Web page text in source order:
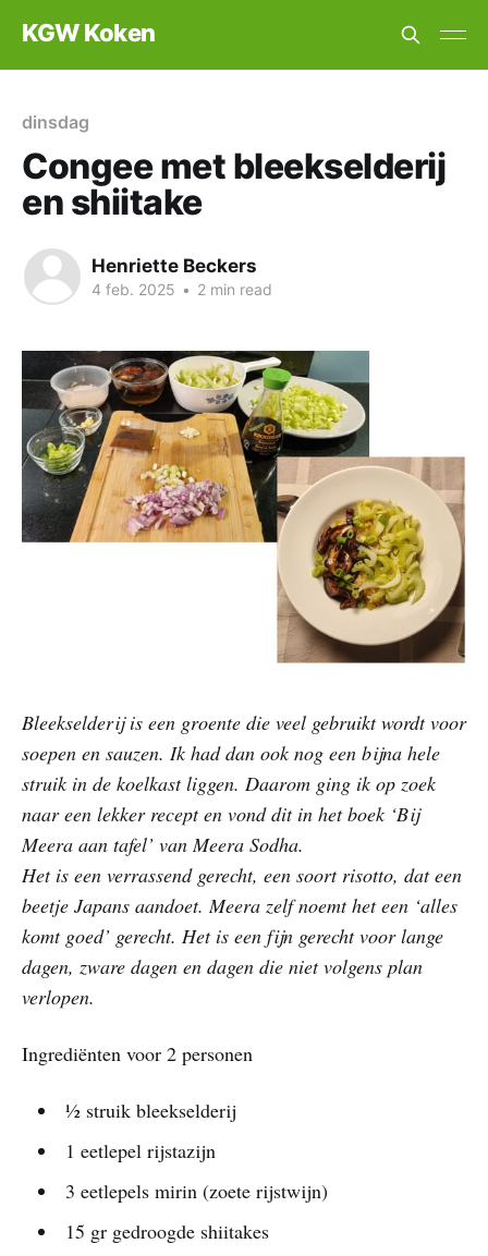
KGW Koken
dinsdag
Congee met bleekselderij
en shiitake
Henriette Beckers
4 feb. 2025 • 2 min read
Bleekselderij is een groente die veel gebruikt wordt voor
soepen en sauzen. Ik had dan ook nog een bijna hele
struik in de koelkast liggen. Daarom ging ik op zoek
naar een lekker recept en vond dit in het boek ‘Bij
Meera aan tafel’ van Meera Sodha.
Het is een verrassend gerecht, een soort risotto, dat een
beetje Japans aandoet. Meera zelf noemt het een ‘alles
komt goed’ gerecht. Het is een fijn gerecht voor lange
dagen, zware dagen en dagen die niet volgens plan
verlopen.
Ingrediënten voor 2 personen
½ struik bleekselderij
1 eetlepel rijstazijn
3 eetlepels mirin (zoete rijstwijn)
15 gr gedroogde shiitakes